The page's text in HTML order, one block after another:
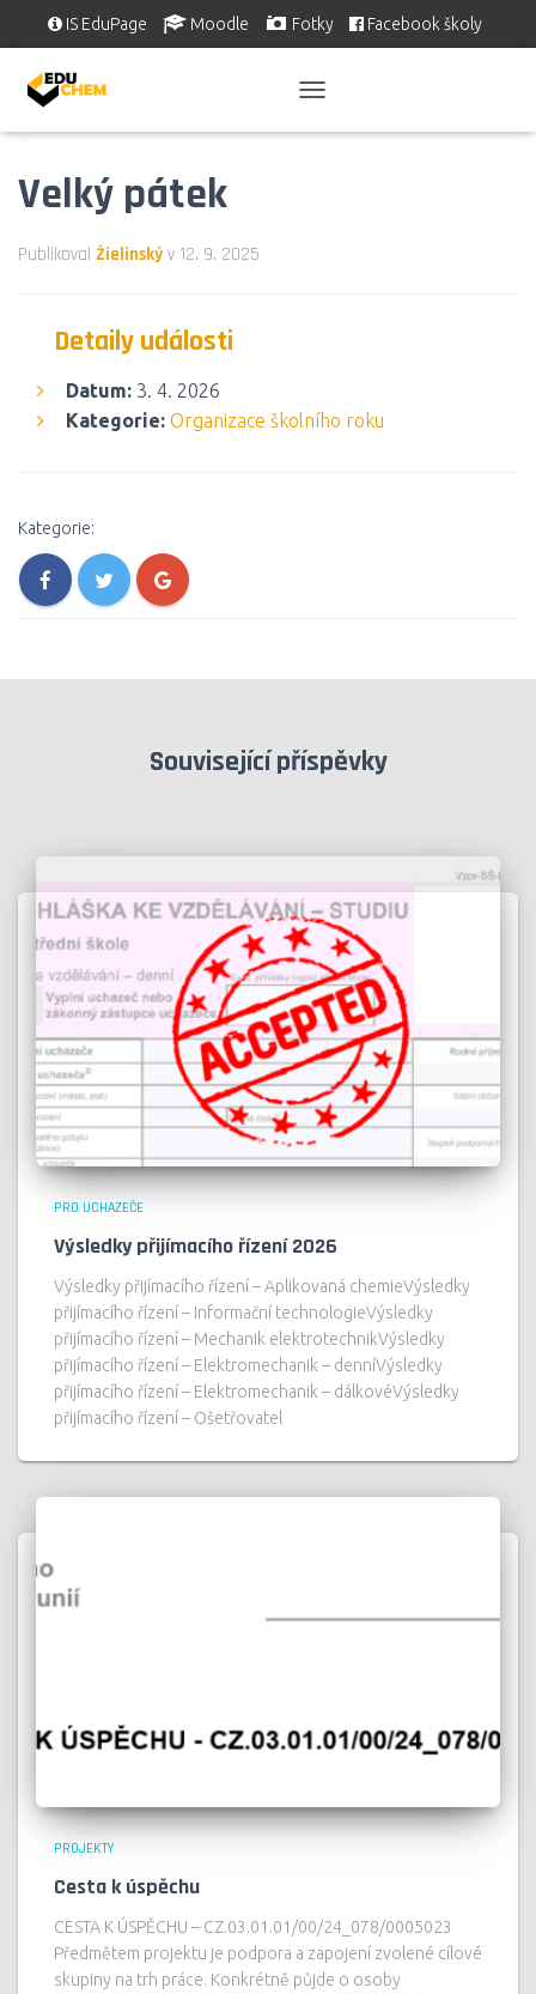
IS EduPage Moodle Fotky Facebook školy
Ř
C
Velký pátek
Publikoval Žielinský v 12. 9. 2025
Detaily události
Datum: 3. 4. 2026
Kategorie: Organizace školního roku
Kategorie:
Související příspěvky
PRO UCHAZEČE
Výsledky přijímacího řízení 2026
Výsledky přijímacího řízení – Aplikovaná chemieVýsledky
přijímacího řízení – Informační technologieVýsledky
přijímacího řízení – Mechanik elektrotechnikVýsledky
přijímacího řízení – Elektromechanik – denníVýsledky
přijímacího řízení – Elektromechanik – dálkovéVýsledky
přijímacího řízení – Ošetřovatel
PROJEKTY
Cesta k úspěchu
CESTA K ÚSPĚCHU – CZ.03.01.01/00/24_078/0005023
Předmětem projektu je podpora a zapojení zvolené cílové
skupiny na trh práce. Konkrétně půjde o osoby